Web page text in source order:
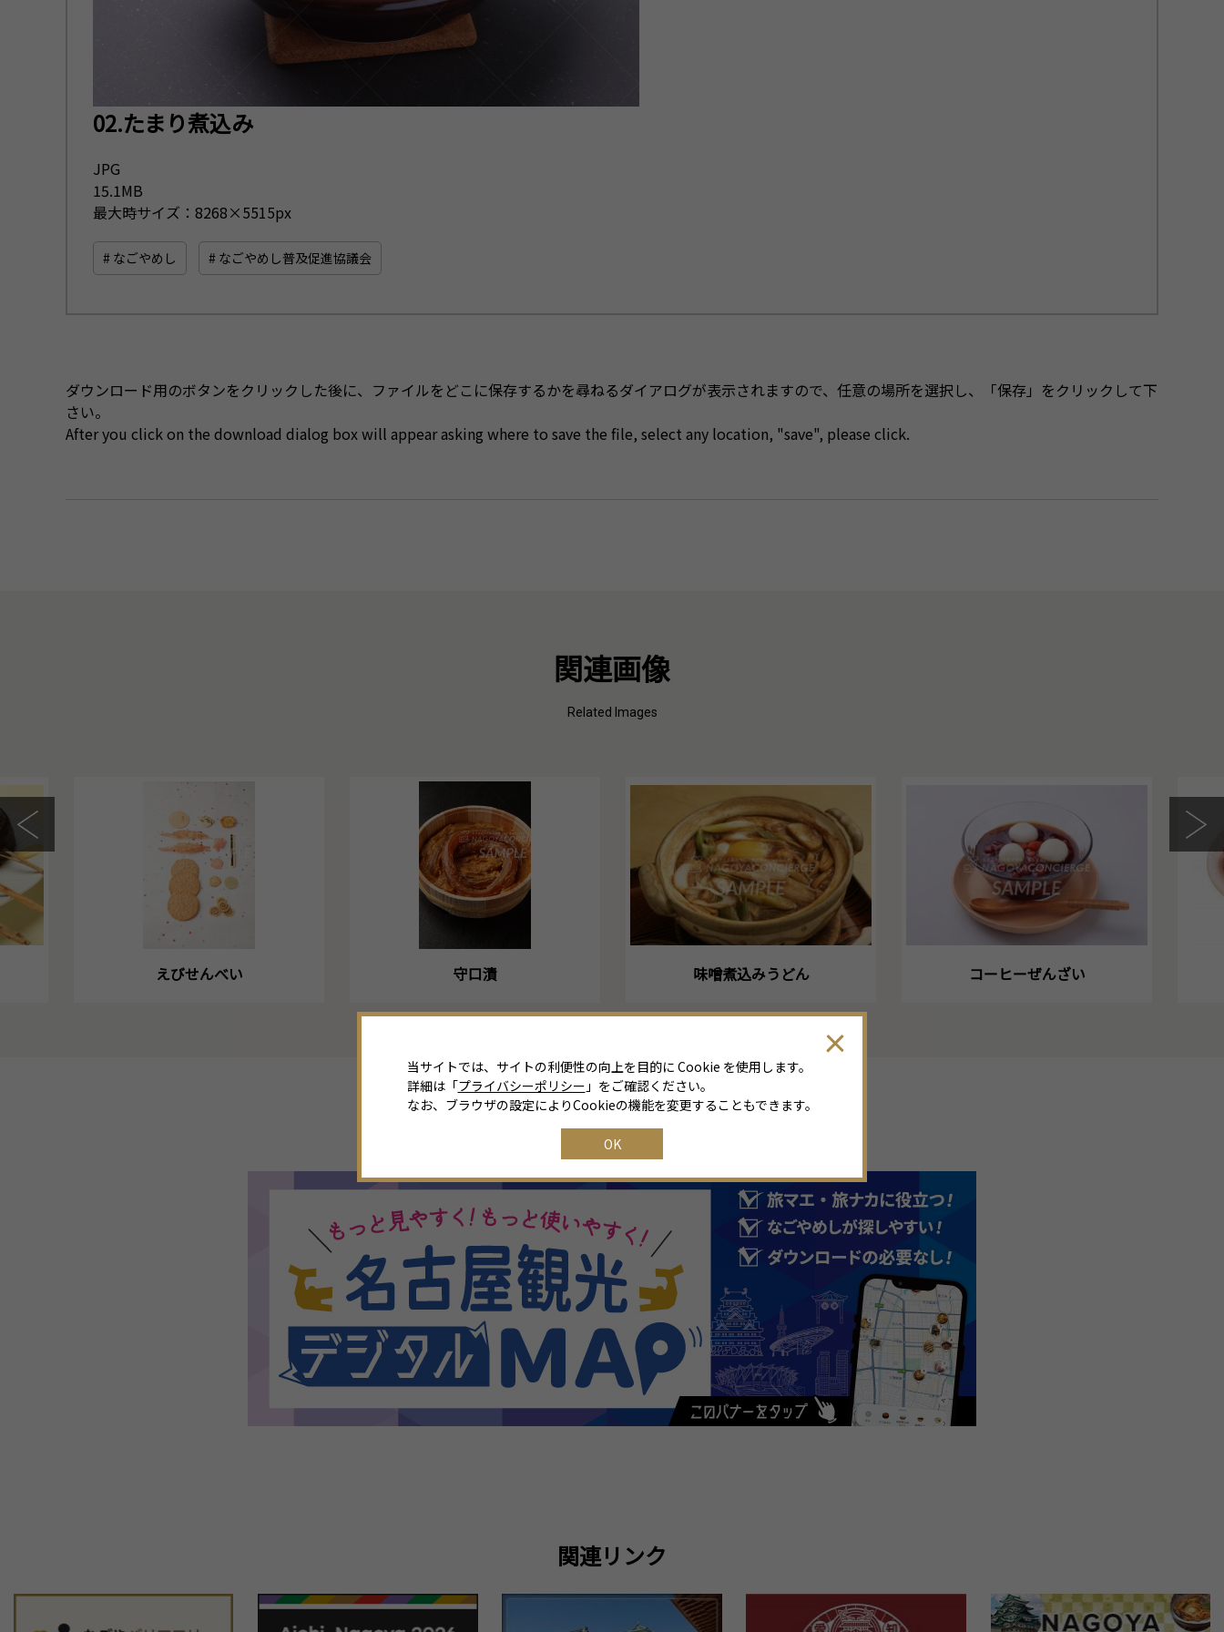
02.たまり煮込み
JPG
15.1MB
最大時サイズ：8268×5515px
# なごやめし # なごやめし普及促進協議会
ダウンロード用のボタンをクリックした後に、ファイルをどこに保存するかを尋ねるダイアログが表示されますので、任意の場所を選択し、「保存」をクリックして下
さい。
After you click on the download dialog box will appear asking where to save the file, select any location, "save", please click.
関連画像
Related Images
えびせんべい 守口漬 味噌煮込みうどん コーヒーぜんざい
関連リンク
当サイトでは、サイトの利便性の向上を目的に Cookie を使用します。
詳細は「プライバシーポリシー 」をご確認ください。
なお、ブラウザの設定によりCookieの機能を変更することもできます。
OK